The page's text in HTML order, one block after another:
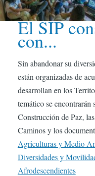
El SIP
con...
Sin abandonar su
están organizadas de
desarrollan en los
temático se encontrarán
Construcción de Paz,
Caminos y los
Agriculturas y Medio
Diversidades y
Afrodescendientes